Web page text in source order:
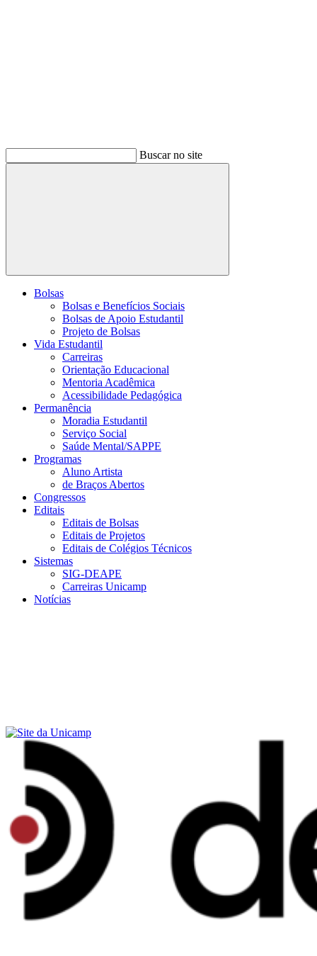
Buscar no site
Buscar
Bolsas
Bolsas e Benefícios Sociais
Bolsas de Apoio Estudantil
Projeto de Bolsas
Vida Estudantil
Carreiras
Orientação Educacional
Mentoria Acadêmica
Acessibilidade Pedagógica
Permanência
Moradia Estudantil
Serviço Social
Saúde Mental/SAPPE
Programas
Aluno Artista
de Braços Abertos
Congressos
Editais
Editais de Bolsas
Editais de Projetos
Editais de Colégios Técnicos
Sistemas
SIG-DEAPE
Carreiras Unicamp
Notícias